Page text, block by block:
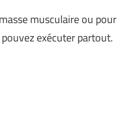
musculaire ou pour
exécuter partout.